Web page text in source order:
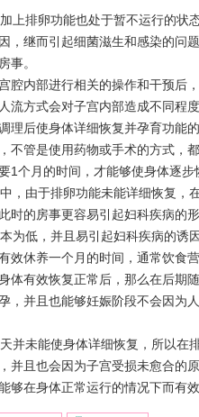
上排卵功能也处于暂不运行的状
，继而引起细菌滋生和感染的问
事。
腔内部进行相关的操作和干预后
流方式会对子宫内部造成不同程
后使身体详细恢复并孕育功能的
不管是使用药物或手术的方式，
1个月的时间，才能够使身体逐
，由于排卵功能未能详细恢复，
的房事更容易引起妇科疾病的形
为低，并且易引起妇科疾病的诱
效休养一个月的时间，通常饮食
体有效恢复正常后，那么在后期
，并且也能够妊娠阶段不会因为
并未能使身体详细恢复，所以在
并且也会因为子宫受损未愈合的
在身体正常运行的情况下而有